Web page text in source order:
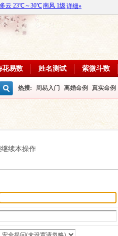
花易数 姓名测试 紫微斗数
热搜: 周易入门 离婚命例 真实命例
周易教学视频 富贵八字命例
每日一理84 每日一理85
续本操作